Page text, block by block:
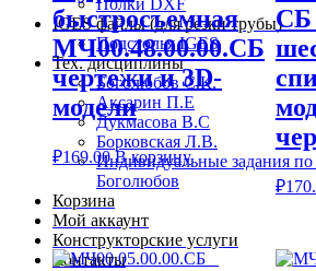
Полки DXF
IGES файлы (для резки трубы)
Подстолья IGES
Тех. дисциплины
Боголюбов С.К.
Аксарин П.Е
Дукмасова В.С
Борковская Л.В.
Индивидуальные задания по
Боголюбов
Корзина
Мой аккаунт
Конструкторские услуги
Контакты
быстросъемная
МЧ00.48.00.00.СБ
чертежи и 3D-
модели
₽169.00 В корзину
СБ
₽